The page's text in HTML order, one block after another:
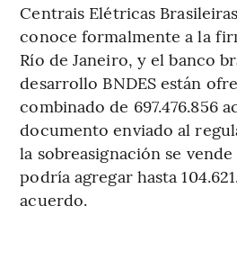
Centrais Elétricas
conoce formalmente a la
Río de Janeiro, y el banco
desarrollo BNDES están
combinado de 697.476.856
documento enviado al
la sobreasignación se
podría agregar hasta
acuerdo.